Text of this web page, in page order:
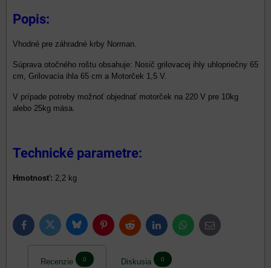
Popis:
Vhodné pre záhradné krby Norman.
Súprava otočného roštu obsahuje: Nosič grilovacej ihly uhlopriečny 65
cm, Grilovacia ihla 65 cm a Motorček 1,5 V.
V prípade potreby možnoť objednať motorček na 220 V pre 10kg
alebo 25kg mäsa.
Technické parametre:
Hmotnosť: 2,2 kg
FacebookTwitter BlueskyPinterestReddit LinkedInWhatsApp
E-
mail
Recenzie 0 Diskusia 0